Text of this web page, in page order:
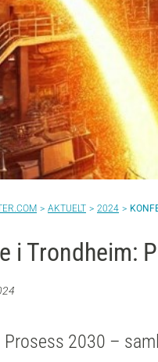
AKTUELT 2024
i Trondheim:
2030 –